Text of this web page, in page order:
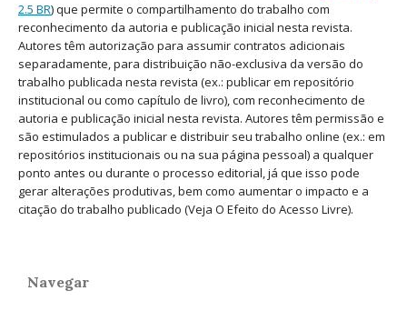
2.5 BR) que permite o compartilhamento do trabalho com
reconhecimento da autoria e publicação inicial nesta revista.
Autores têm autorização para assumir contratos adicionais
separadamente, para distribuição não-exclusiva da versão do
trabalho publicada nesta revista (ex.: publicar em repositório
institucional ou como capítulo de livro), com reconhecimento de
autoria e publicação inicial nesta revista. Autores têm permissão e
são estimulados a publicar e distribuir seu trabalho online (ex.: em
repositórios institucionais ou na sua página pessoal) a qualquer
ponto antes ou durante o processo editorial, já que isso pode
gerar alterações produtivas, bem como aumentar o impacto e a
citação do trabalho publicado (Veja O Efeito do Acesso Livre).
Navegar